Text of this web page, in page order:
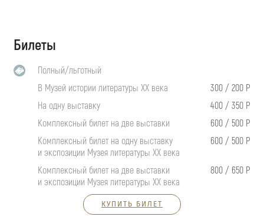
Билеты
Полный/льготный
В Музей истории литературы XX века
300 / 200 Р
На одну выставку
400 / 350 Р
Комплексный билет на две выставки
600 / 500 Р
Комплексный билет на одну выставку
и экспозиции Музея литературы XX века
600 / 500 Р
Комплексный билет на две выставки
и экспозиции Музея литературы XX века
800 / 650 Р
КУПИТЬ БИЛЕТ